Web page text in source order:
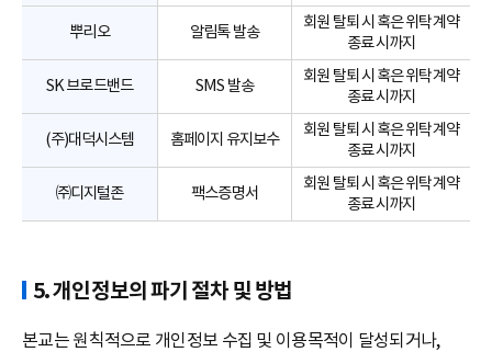
뿌리오 알림톡 발송
회원 탈퇴 시 혹은 위탁계약
종료 시까지
SK 브로드밴드 SMS 발송
회원 탈퇴 시 혹은 위탁계약
종료 시까지
(주)대덕시스템 홈페이지 유지보수
회원 탈퇴 시 혹은 위탁계약
종료 시까지
㈜디지털존 팩스증명서
회원 탈퇴 시 혹은 위탁계약
종료 시까지
5. 개인정보의 파기 절차 및 방법
본교는 원칙적으로 개인정보 수집 및 이용목적이 달성되거나,